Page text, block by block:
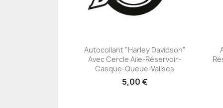
+23
Autocollant "Harley Davidson"
Avec Cercle Aile-Réservoir-
Casque-Queue-Valises
5,00 €